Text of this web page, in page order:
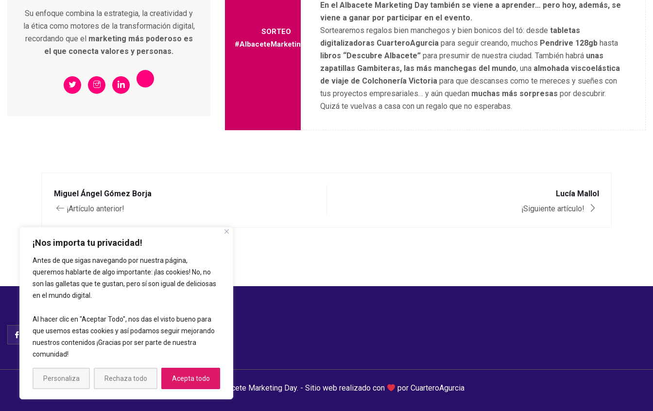
¡Nos importa tu privacidad!
Antes de que sigas navegando por nuestra página,
queremos hablarte de algo importante: ¡las cookies! No, no
son las galletas que te gustan, pero sí son igual de deliciosas
en el mundo digital.
Al hacer clic en "Aceptar Todo", nos das el visto bueno para
que usemos estas cookies y así podamos seguir mejorando
nuestros contenidos ¡Gracias por ser parte de nuestra
comunidad!
Personaliza Rechaza todo Acepta todo
Su enfoque combina la estrategia, la creatividad y
la ética como motores de la transformación digital,
recordando que el marketing más poderoso es
el que conecta valores y personas.
SORTEO
#AlbaceteMarketingDay
En el Albacete Marketing Day también se viene a aprender… pero hoy, además, se
viene a ganar por participar en el evento.
Sortearemos regalos bien manchegos y bien bonicos del tó: desde tabletas
digitalizadoras CuarteroAgurciapara seguir creando, muchos Pendrive 128gbhasta
libros “Descubre Albacete”para presumir de nuestra ciudad. También habrá unas
zapatillas Gambiteras, las más manchegas del mundo, una almohada viscoelástica
de viaje de Colchonería Victoriapara que descanses como te mereces y sueñes con
tus proyectos empresariales… y aún quedan muchas más sorpresas por descubrir.
Quizá te vuelvas a casa con un regalo que no esperabas.
Miguel Ángel Gómez Borja
¡Artículo anterior!
Lucía Mallol
¡Siguiente artículo!
© 2026 Albacete Marketing Day. - Sitio web realizado con por CuarteroAgurcia